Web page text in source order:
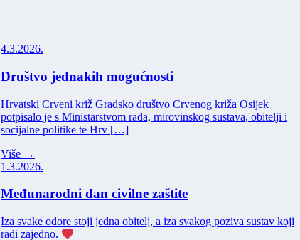
4.3.2026.
Društvo jednakih mogućnosti
Hrvatski Crveni križ Gradsko društvo Crvenog križa Osijek
potpisalo je s Ministarstvom rada, mirovinskog sustava, obitelji i
socijalne politike te Hrv […]
Više →
1.3.2026.
Međunarodni dan civilne zaštite
Iza svake odore stoji jedna obitelj, a iza svakog poziva sustav koji
radi zajedno.